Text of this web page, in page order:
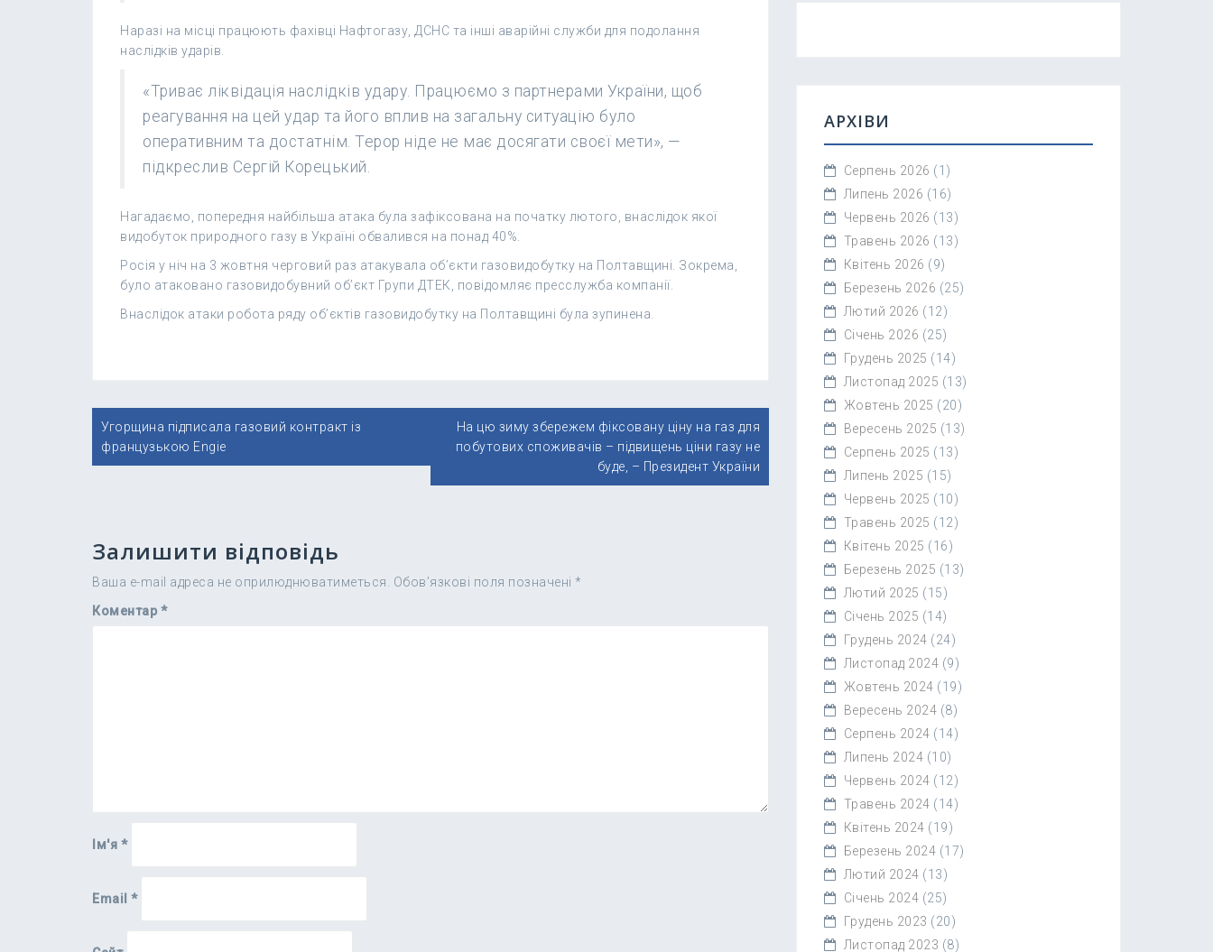
Наразі на місці працюють фахівці Нафтогазу, ДСНС та інші аварійні служби для подолання
наслідків ударів.
«Триває ліквідація наслідків удару. Працюємо з партнерами України, щоб
реагування на цей удар та його вплив на загальну ситуацію було
оперативним та достатнім. Терор ніде не має досягати своєї мети», —
підкреслив Сергій Корецький.
Нагадаємо, попередня найбільша атака була зафіксована на початку лютого, внаслідок якої
видобуток природного газу в Україні обвалився на понад 40%.
Росія у ніч на 3 жовтня черговий раз атакувала об’єкти газовидобутку на Полтавщині. Зокрема,
було атаковано газовидобувний об’єкт Групи ДТЕК, повідомляє пресслужба компанії.
Внаслідок атаки робота ряду об’єктів газовидобутку на Полтавщині була зупинена.
Навігація
записів
Угорщина підписала газовий контракт із
французькою Engie
На цю зиму збережем фіксовану ціну на газ для
побутових споживачів – підвищень ціни газу не
буде, – Президент України
Залишити відповідь
Ваша e-mail адреса не оприлюднюватиметься. Обов’язкові поля позначені *
Коментар *
Ім'я *
Email *
АРХІВИ
Серпень 2026 (1)
Липень 2026 (16)
Червень 2026 (13)
Травень 2026 (13)
Квітень 2026 (9)
Березень 2026 (25)
Лютий 2026 (12)
Січень 2026 (25)
Грудень 2025 (14)
Листопад 2025 (13)
Жовтень 2025 (20)
Вересень 2025 (13)
Серпень 2025 (13)
Липень 2025 (15)
Червень 2025 (10)
Травень 2025 (12)
Квітень 2025 (16)
Березень 2025 (13)
Лютий 2025 (15)
Січень 2025 (14)
Грудень 2024 (24)
Листопад 2024 (9)
Жовтень 2024 (19)
Вересень 2024 (8)
Серпень 2024 (14)
Липень 2024 (10)
Червень 2024 (12)
Травень 2024 (14)
Квітень 2024 (19)
Березень 2024 (17)
Лютий 2024 (13)
Січень 2024 (25)
Грудень 2023 (20)
Листопад 2023 (8)